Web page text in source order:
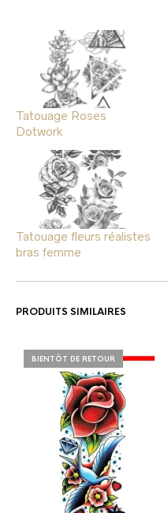
Tatouage Roses
Dotwork
Tatouage fleurs réalistes
bras femme
PRODUITS SIMILAIRES
BIENTÔT DE RETOUR